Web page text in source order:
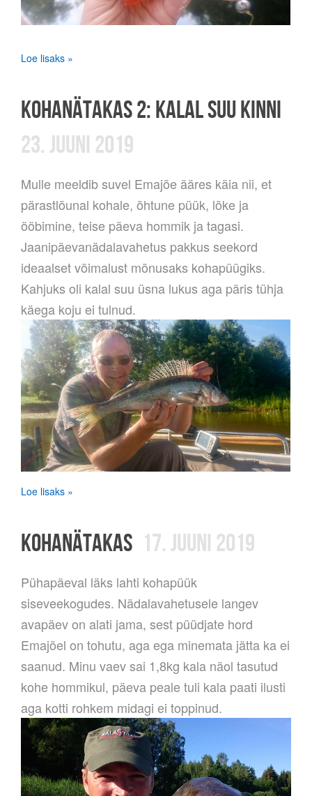
Loe lisaks »
KOHANÄTAKAS 2: KALAL SUU KINNI
23. JUUNI 2019
Mulle meeldib suvel Emajõe ääres käia nii, et
pärastlõunal kohale, õhtune püük, lõke ja
ööbimine, teise päeva hommik ja tagasi.
Jaanipäevanädalavahetus pakkus seekord
ideaalset võimalust mõnusaks kohapüügiks.
Kahjuks oli kalal suu üsna lukus aga päris tühja
käega koju ei tulnud.
Loe lisaks »
KOHANÄTAKAS 17. JUUNI 2019
Pühapäeval läks lahti kohapüük
siseveekogudes. Nädalavahetusele langev
avapäev on alati jama, sest püüdjate hord
Emajõel on tohutu, aga ega minemata jätta ka ei
saanud. Minu vaev sai 1,8kg kala näol tasutud
kohe hommikul, päeva peale tuli kala paati ilusti
aga kotti rohkem midagi ei toppinud.